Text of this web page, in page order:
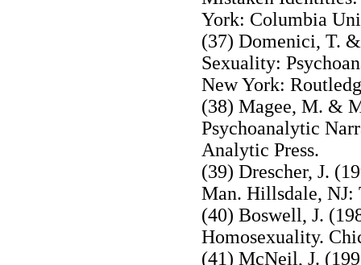
York: Columbia
(37) Domenici, T.
Sexuality:
New York:
(38) Magee, M. &
Psychoanalytic
Analytic Press.
(39) Drescher, J.
Man. Hillsdale, NJ:
(40) Boswell, J.
Homosexuality.
(41) McNeil, J.